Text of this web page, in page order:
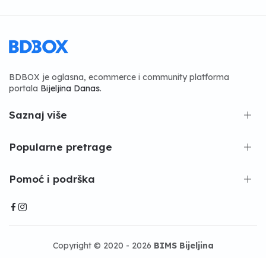
BDBOX je oglasna, ecommerce i community platforma
portala Bijeljina Danas.
Saznaj više
Popularne pretrage
Pomoć i podrška
Copyright © 2020 - 2026 BIMS Bijeljina